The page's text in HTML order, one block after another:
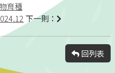
育種
下一則：
回列表